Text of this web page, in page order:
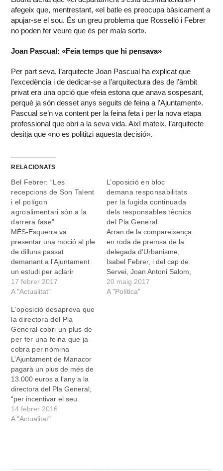
afegeix que, mentrestant, «el batle es preocupa bàsicament a
apujar-se el sou. És un greu problema que Rosselló i Febrer
no poden fer veure que és per mala sort».
Joan Pascual: «Feia temps que hi pensava»
Per part seva, l’arquitecte Joan Pascual ha explicat que
l’excedència i de dedicar-se a l’arquitectura des de l’àmbit
privat era una opció que «feia estona que anava sospesant,
perquè ja són desset anys seguits de feina a l’Ajuntament».
Pascual se’n va content per la feina feta i per la nova etapa
professional que obri a la seva vida. Així mateix, l’arquitecte
desitja que «no es polititzi aquesta decisió».
RELACIONATS
Bel Febrer: “Les
recepcions de Son Talent
i el polígon
agroalimentari són a la
darrera fase”
MÉS-Esquerra va
presentar una moció al ple
de dilluns passat
demanant a l’Ajuntament
un estudi per aclarir
quines són les condicions
que fan falta perquè es
cadascuna de les
urbanitzacions que encara
no hi estan. Bel Febrer,
delegada d’Urbanisme,
respongué inicialment que
de cap manera, tenint…
17 febrer 2017
A "Actualitat"
L’oposició en bloc
demana responsabilitats
per la fugida continuada
dels responsables tècnics
del Pla General
Arran de la compareixença
en roda de premsa de la
delegada d'Urbanisme,
Isabel Febrer, i del cap de
Servei, Joan Antoni Salom,
per anunciar la renúncia
de Josep Antoni Aguiló
20 maig 2017
A "Política"
L’oposició desaprova que
la directora del Pla
General cobri un plus de
per fer una feina que ja
cobra per nòmina
L’Ajuntament de Manacor
pagarà un plus de més de
13.000 euros a l’any a la
directora del Pla General,
“per incentivar el seu
esforç”. El fet va ser retret
per Joan Llodrà en un
14 febrer 2016
A "Actualitat"